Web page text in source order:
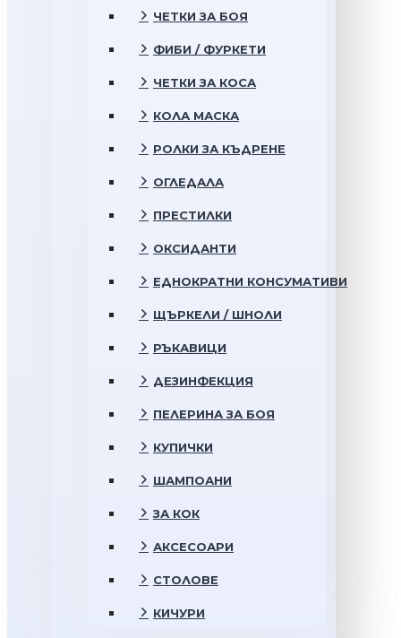
ЧЕТКИ ЗА БОЯ
ФИБИ / ФУРКЕТИ
ЧЕТКИ ЗА КОСА
КОЛА МАСКА
РОЛКИ ЗА КЪДРЕНЕ
ОГЛЕДАЛА
ПРЕСТИЛКИ
ОКСИДАНТИ
ЕДНОКРАТНИ КОНСУМАТИВИ
ЩЪРКЕЛИ / ШНОЛИ
РЪКАВИЦИ
ДЕЗИНФЕКЦИЯ
ПЕЛЕРИНА ЗА БОЯ
КУПИЧКИ
ШАМПОАНИ
ЗА КОК
АКСЕСОАРИ
СТОЛОВЕ
КИЧУРИ